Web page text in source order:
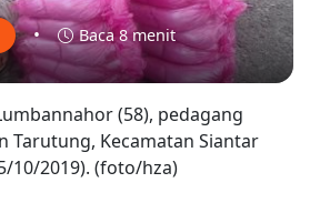
• Baca 8 menit
(58), pedagang
Tarutung, Kecamatan Siantar
10/2019). (foto/hza)